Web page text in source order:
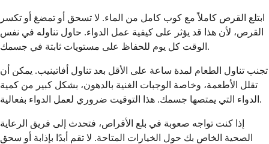
ابتلع القرص كاملاً مع كوب كامل من الماء. لا تسحق أو تمضغ أو تكسر
القرص، لأن هذا قد يؤثر على كيفية عمل الدواء. حاول تناوله في نفس
الوقت كل يوم للحفاظ على مستويات ثابتة في جسمك.
تجنب تناول الطعام لمدة ساعة على الأقل بعد تناول أفاتينيب. يمكن أن
تقلل الأطعمة، وخاصة الوجبات الغنية بالدهون، بشكل كبير من كمية
الدواء التي يمتصها جسمك. هذا التوقيت ضروري لعمل الدواء بفعالية.
إذا كنت تواجه صعوبة في بلع الأقراص، فتحدث إلى فريق الرعاية
الصحية الخاص بك حول الخيارات المتاحة. لا تقم أبدًا بإذابة أو سحق